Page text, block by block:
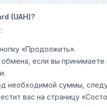
(UAH)?
«Продолжить».
если вы
необходимой суммы,
вас на страницу